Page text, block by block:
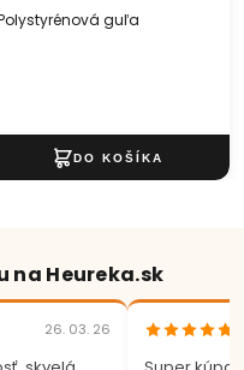
guľa
na Heureka.sk
26. 03. 26